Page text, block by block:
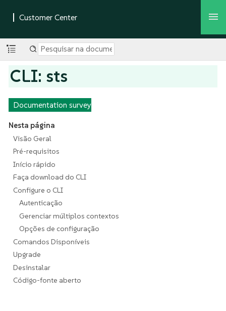
CLI: sts
Documentation survey
Nesta página
Visão Geral
Pré-requisitos
Início rápido
Faça download do CLI
Configure o CLI
Autenticação
Gerenciar múltiplos contextos
Opções de configuração
Comandos Disponíveis
Upgrade
Desinstalar
Código-fonte aberto